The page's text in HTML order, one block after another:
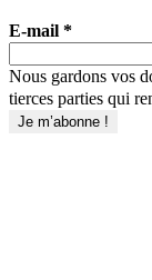
E-mail *
Nous gardons vos
tierces parties qui